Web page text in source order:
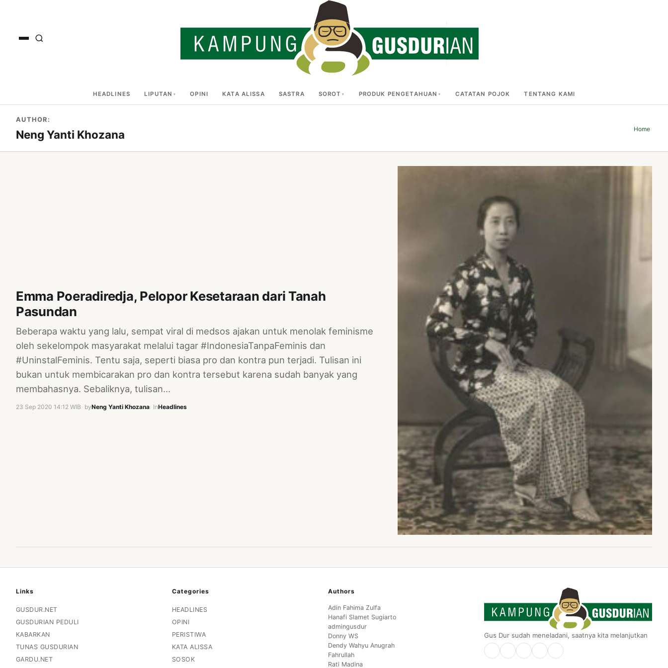
HEADLINES LIPUTAN OPINI KATA ALISSA SASTRA SOROT PRODUK PENGETAHUAN CATATAN POJOK TENTANG KAMI
AUTHOR:
Neng Yanti Khozana Home›
Emma Poeradiredja, Pelopor Kesetaraan dari Tanah
Pasundan
Beberapa waktu yang lalu, sempat viral di medsos ajakan untuk menolak feminisme
oleh sekelompok masyarakat melalui tagar #IndonesiaTanpaFeminis dan
#UninstalFeminis. Tentu saja, seperti biasa pro dan kontra pun terjadi. Tulisan ini
bukan untuk membicarakan pro dan kontra tersebut karena sudah banyak yang
membahasnya. Sebaliknya, tulisan…
23 Sep 2020 14:12 WIB byNeng Yanti Khozana InHeadlines
Links
GUSDUR.NET
GUSDURIAN PEDULI
KABARKAN
TUNAS GUSDURIAN
GARDU.NET
Categories
HEADLINES
OPINI
PERISTIWA
KATA ALISSA
SOSOK
Authors
Adin Fahima Zulfa
Hanafi Slamet Sugiarto
admingusdur
Donny WS
Dendy Wahyu Anugrah
Fahrullah
Rati Madina
Gus Dur sudah meneladani, saatnya kita melanjutkan